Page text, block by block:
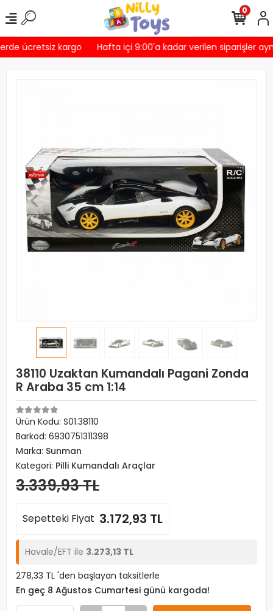
ücretsiz kargo Hafta içi 9:00'a kadar verilen siparişler
0
38110 Uzaktan Kumandalı Pagani Zonda
R Araba 35 cm 1:14
Ürün Kodu: S01.38110
Barkod: 6930751311398
Marka: Sunman
Kategori: Pilli Kumandalı Araçlar
3.339,93 TL
Sepetteki Fiyat 3.172,93 TL
Havale/EFT ile 3.273,13 TL
278,33 TL 'den başlayan taksitlerle
En geç 8 Ağustos Cumartesi günü kargoda!